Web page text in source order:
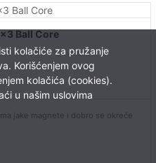
Ball Core
jake magnete i dobro se okreće
kolačiće za pružanje
Korišćenjem ovog
kolačića (cookies).
u našim uslovima